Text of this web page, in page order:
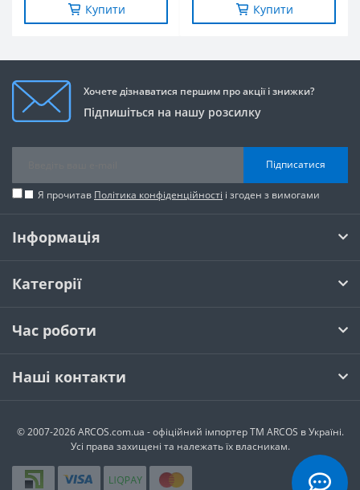
Купити Купити
Хочете дізнаватися першим про акції і знижки?
Підпишіться на нашу розсилку
Підписатися
Я прочитав Політика конфіденційності і згоден з вимогами
Інформація
Категорії
Час роботи
Наші контакти
© 2007-2026 ARCOS.com.ua - офiцiйний iмпортер ТМ ARCOS в Україні.
Усi права захищенi та належать їх власникам.